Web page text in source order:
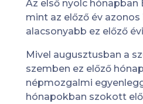
Az első nyolc hónapban
mint az előző év
alacsonyabb ez előző
Mivel augusztusban a
szemben ez előző
népmozgalmi
hónapokban szokott